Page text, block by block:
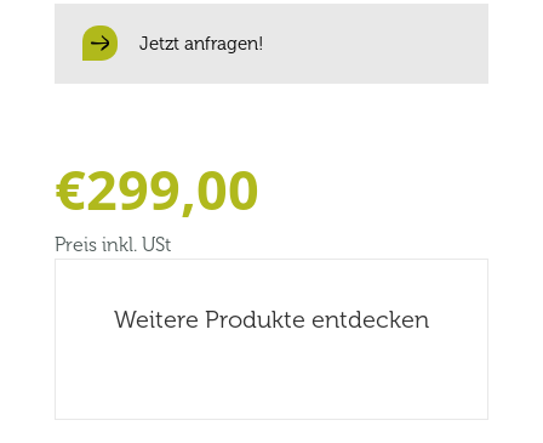
Jetzt anfragen!
€299,00
Preis inkl. USt
Weitere Produkte entdecken